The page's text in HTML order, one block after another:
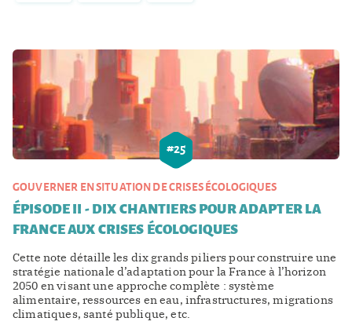
#25
GOUVERNER EN SITUATION DE CRISES ÉCOLOGIQUES
ÉPISODE II - DIX CHANTIERS POUR ADAPTER LA
FRANCE AUX CRISES ÉCOLOGIQUES
Cette note détaille les dix grands piliers pour construire une
stratégie nationale d’adaptation pour la France à l’horizon
2050 en visant une approche complète : système
alimentaire, ressources en eau, infrastructures, migrations
climatiques, santé publique, etc.